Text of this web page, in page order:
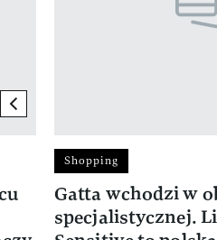
previous element
Shopping
Gatta wchodzi w
specjalistycznej.